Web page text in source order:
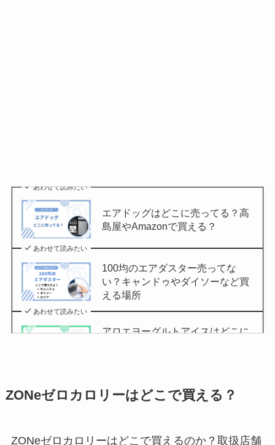
あわせて読みたい
エアドッグはどこに売ってる？高
島屋やAmazonで買える？
あわせて読みたい
100均のエアダスター売ってな
い？キャンドゥやダイソーなど買
える場所
あわせて読みたい
アロエヨーグルトアイスはどこに
チョコQ助どこに売ってる？ドン
あわせて読みたい
ZONeゼロカロリーはどこで買える？
ZONeゼロカロリーはどこで買えるのか？取扱店舗